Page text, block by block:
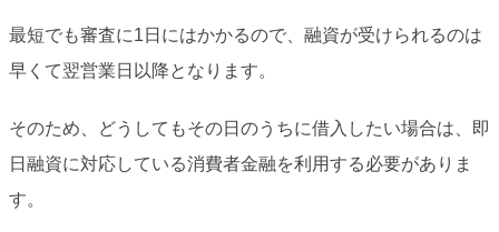
最短でも審査に1日にはかかるので、融資が受けられるのは
早くて翌営業日以降となります。
そのため、どうしてもその日のうちに借入したい場合は、即
日融資に対応している消費者金融を利用する必要がありま
す。